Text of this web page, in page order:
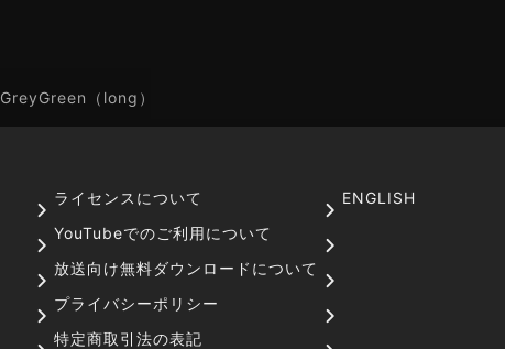
GreyGreen（long）
ライセンスについて
YouTubeでのご利用について
放送向け無料ダウンロードについて
プライバシーポリシー
特定商取引法の表記
ENGLISH